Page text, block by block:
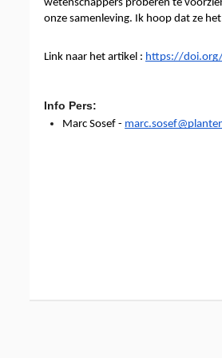
wetenschappers proberen te
onze samenleving. Ik hoop dat ze
Link naar het artikel : https://
Info Pers:
Marc Sosef -